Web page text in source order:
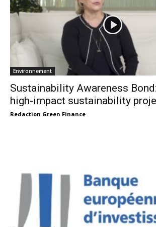
Environnement
Sustainability Awareness
high-impact sustainability
Redaction Green Finance